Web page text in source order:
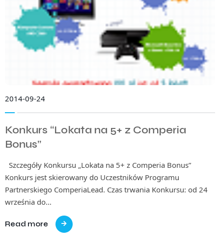
2014-09-24
Konkurs “Lokata na 5+ z Comperia
Bonus”
Szczegóły Konkursu „Lokata na 5+ z Comperia Bonus”
Konkurs jest skierowany do Uczestników Programu
Partnerskiego ComperiaLead. Czas trwania Konkursu: od 24
września do…
Read more